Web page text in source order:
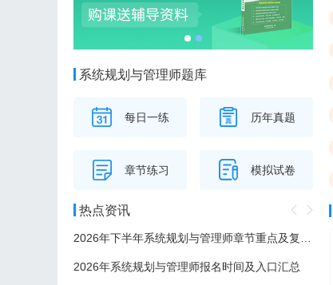
系统规划与管理师题库
每日一练 历年真题
章节练习 模拟试卷
热点资讯
2026年系统规划与管理师报名时间及入口汇总